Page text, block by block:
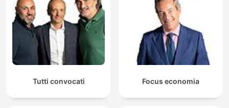
Tutti convocati Focus economia